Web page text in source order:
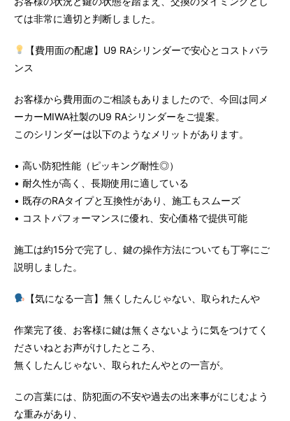
ては非常に適切と判断しました。
【費用面の配慮】U9 RAシリンダーで安心とコストバラ
ンス
お客様から費用面のご相談もありましたので、今回は同メ
ーカーMIWA社製のU9 RAシリンダーをご提案。
このシリンダーは以下のようなメリットがあります。
• 高い防犯性能（ピッキング耐性◎）
• 耐久性が高く、長期使用に適している
• 既存のRAタイプと互換性があり、施工もスムーズ
• コストパフォーマンスに優れ、安心価格で提供可能
施工は約15分で完了し、鍵の操作方法についても丁寧にご
説明しました。
【気になる一言】無くしたんじゃない、取られたんや
作業完了後、お客様に鍵は無くさないように気をつけてく
ださいねとお声がけしたところ、
無くしたんじゃない、取られたんやとの一言が。
この言葉には、防犯面の不安や過去の出来事がにじむよう
な重みがあり、